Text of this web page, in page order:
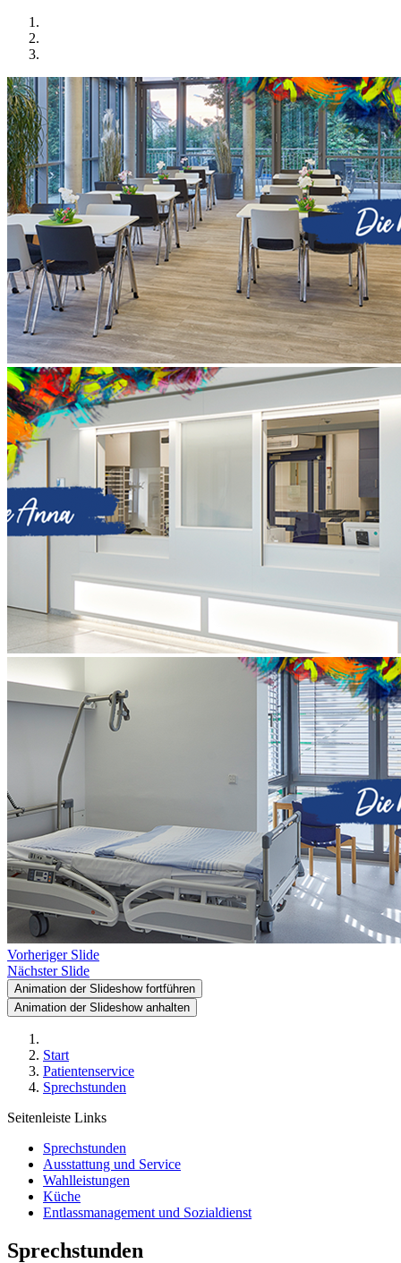
Vorheriger Slide
Nächster Slide
Animation der Slideshow fortführen
Animation der Slideshow anhalten
Start
Patientenservice
Sprechstunden
Seitenleiste Links
Sprechstunden
Ausstattung und Service
Wahlleistungen
Küche
Entlassmanagement und Sozialdienst
Sprechstunden